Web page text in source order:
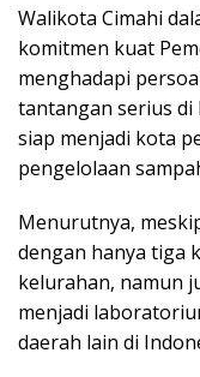
Walikota Cimahi
komitmen kuat
menghadapi
tantangan serius di
siap menjadi kota
pengelolaan
Menurutnya,
dengan hanya tiga
kelurahan, namun
menjadi
daerah lain di